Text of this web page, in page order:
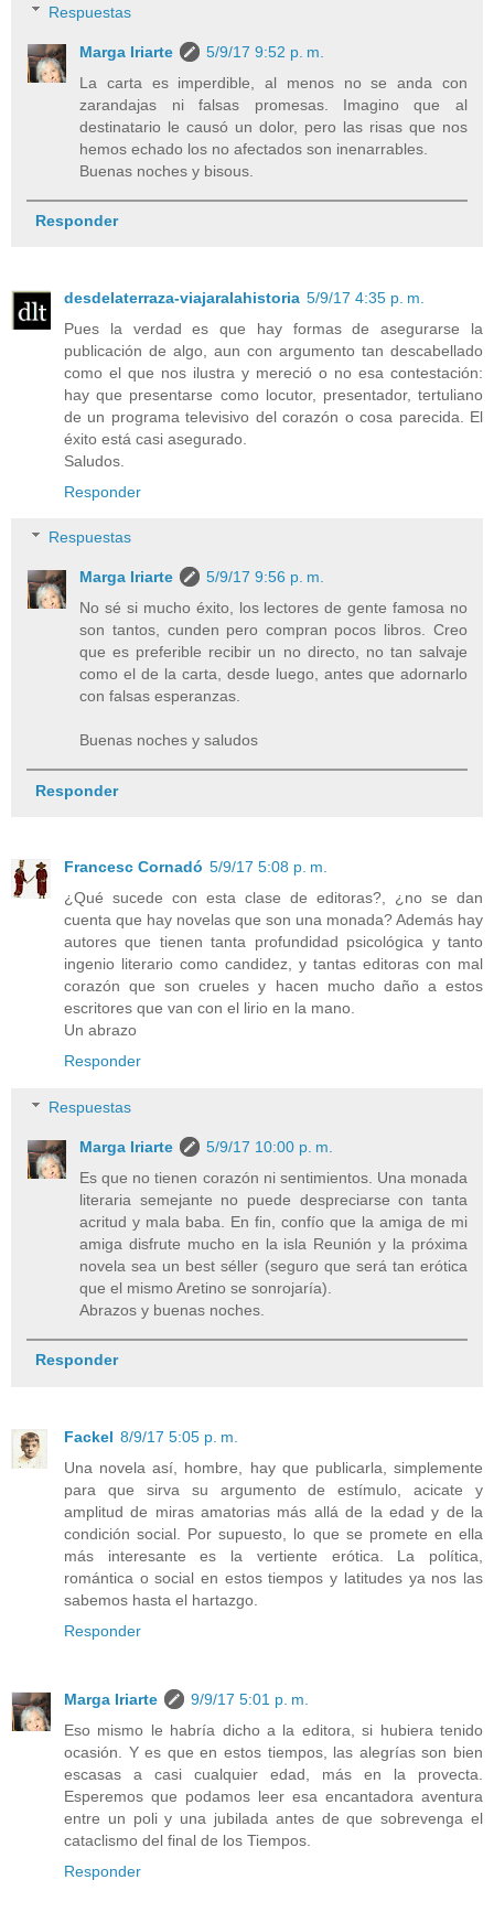
Respuestas
Marga Iriarte
5/9/17 9:52 p. m.
La carta es imperdible, al menos no se anda con
zarandajas ni falsas promesas. Imagino que al
destinatario le causó un dolor, pero las risas que nos
hemos echado los no afectados son inenarrables.
Buenas noches y bisous.
Responder
desdelaterraza-viajaralahistoria 5/9/17 4:35 p. m.
Pues la verdad es que hay formas de asegurarse la
publicación de algo, aun con argumento tan descabellado
como el que nos ilustra y mereció o no esa contestación:
hay que presentarse como locutor, presentador, tertuliano
de un programa televisivo del corazón o cosa parecida. El
éxito está casi asegurado.
Saludos.
Responder
Respuestas
Marga Iriarte
5/9/17 9:56 p. m.
No sé si mucho éxito, los lectores de gente famosa no
son tantos, cunden pero compran pocos libros. Creo
que es preferible recibir un no directo, no tan salvaje
como el de la carta, desde luego, antes que adornarlo
con falsas esperanzas.
Buenas noches y saludos
Responder
Francesc Cornadó 5/9/17 5:08 p. m.
¿Qué sucede con esta clase de editoras?, ¿no se dan
cuenta que hay novelas que son una monada? Además hay
autores que tienen tanta profundidad psicológica y tanto
ingenio literario como candidez, y tantas editoras con mal
corazón que son crueles y hacen mucho daño a estos
escritores que van con el lirio en la mano.
Un abrazo
Responder
Respuestas
Marga Iriarte
5/9/17 10:00 p. m.
Es que no tienen corazón ni sentimientos. Una monada
literaria semejante no puede despreciarse con tanta
acritud y mala baba. En fin, confío que la amiga de mi
amiga disfrute mucho en la isla Reunión y la próxima
novela sea un best séller (seguro que será tan erótica
que el mismo Aretino se sonrojaría).
Abrazos y buenas noches.
Responder
Fackel 8/9/17 5:05 p. m.
Una novela así, hombre, hay que publicarla, simplemente
para que sirva su argumento de estímulo, acicate y
amplitud de miras amatorias más allá de la edad y de la
condición social. Por supuesto, lo que se promete en ella
más interesante es la vertiente erótica. La política,
romántica o social en estos tiempos y latitudes ya nos las
sabemos hasta el hartazgo.
Responder
Marga Iriarte
9/9/17 5:01 p. m.
Eso mismo le habría dicho a la editora, si hubiera tenido
ocasión. Y es que en estos tiempos, las alegrías son bien
escasas a casi cualquier edad, más en la provecta.
Esperemos que podamos leer esa encantadora aventura
entre un poli y una jubilada antes de que sobrevenga el
cataclismo del final de los Tiempos.
Responder